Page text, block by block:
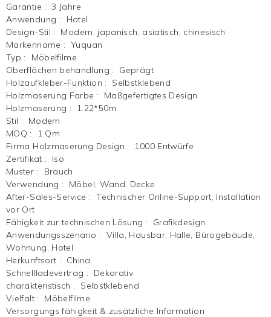
Garantie : 3 Jahre
Anwendung :
Hotel
Design-Stil :
Modern, japanisch, asiatisch, chinesisch
Markenname : Yuquan
Typ :
Möbelfilme
Oberflächen behandlung :
Geprägt
Holzaufkleber-Funktion :
Selbstklebend
Holzmaserung Farbe :
Maßgefertigtes Design
Holzmaserung :
1.22*50m
Stil :
Modem
MOQ :
1 Qm
Firma Holzmaserung Design :
1000 Entwürfe
Zertifikat :
Iso
Muster :
Brauch
Verwendung :
Möbel, Wand, Decke
After-Sales-Service : Technischer Online-Support, Installation
vor Ort
Fähigkeit zur technischen Lösung :
Grafikdesign
Anwendungsszenario : Villa, Hausbar, Halle, Bürogebäude,
Wohnung, Hotel
Herkunftsort :
China
Schnellladevertrag :
Dekorativ
charakteristisch :
Selbstklebend
Vielfalt :
Möbelfilme
Versorgungs fähigkeit & zusätzliche Information